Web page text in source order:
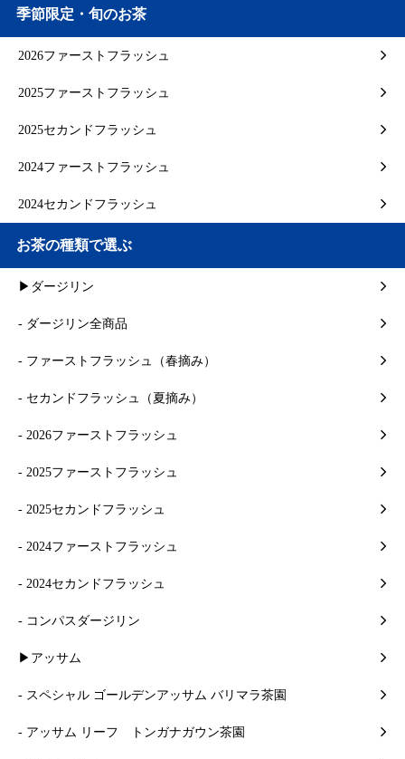
季節限定・旬のお茶
2026ファーストフラッシュ
2025ファーストフラッシュ
2025セカンドフラッシュ
2024ファーストフラッシュ
2024セカンドフラッシュ
お茶の種類で選ぶ
▶ダージリン
- ダージリン全商品
- ファーストフラッシュ（春摘み）
- セカンドフラッシュ（夏摘み）
- 2026ファーストフラッシュ
- 2025ファーストフラッシュ
- 2025セカンドフラッシュ
- 2024ファーストフラッシュ
- 2024セカンドフラッシュ
- コンパスダージリン
▶アッサム
- スペシャル ゴールデンアッサム バリマラ茶園
- アッサム リーフ トンガナガウン茶園